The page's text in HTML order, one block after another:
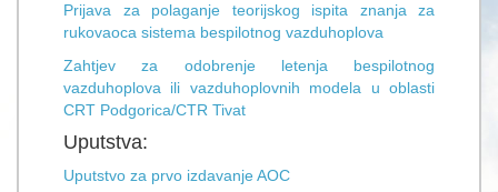
Prijava za polaganje teorijskog ispita znanja za
rukovaoca sistema bespilotnog vazduhoplova
Zahtjev za odobrenje letenja bespilotnog
vazduhoplova ili vazduhoplovnih modela u oblasti
CRT Podgorica/CTR Tivat
Uputstva:
Uputstvo za prvo izdavanje AOC